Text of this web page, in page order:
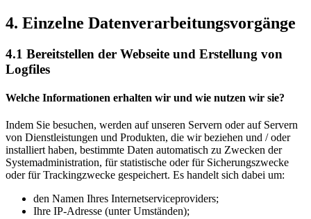
4. Einzelne Daten­verarbeitungs­vorgänge
4.1 Bereitstellen der Webseite und Erstellung von
Logfiles
Welche Informationen erhalten wir und wie nutzen wir sie?
Indem Sie besuchen, werden auf unseren Servern oder auf Servern
von Dienstleistungen und Produkten, die wir beziehen und / oder
installiert haben, bestimmte Daten automatisch zu Zwecken der
Systemadministration, für statistische oder für Sicherungszwecke
oder für Trackingzwecke gespeichert. Es handelt sich dabei um:
den Namen Ihres Internetserviceproviders;
Ihre IP-Adresse (unter Umständen);